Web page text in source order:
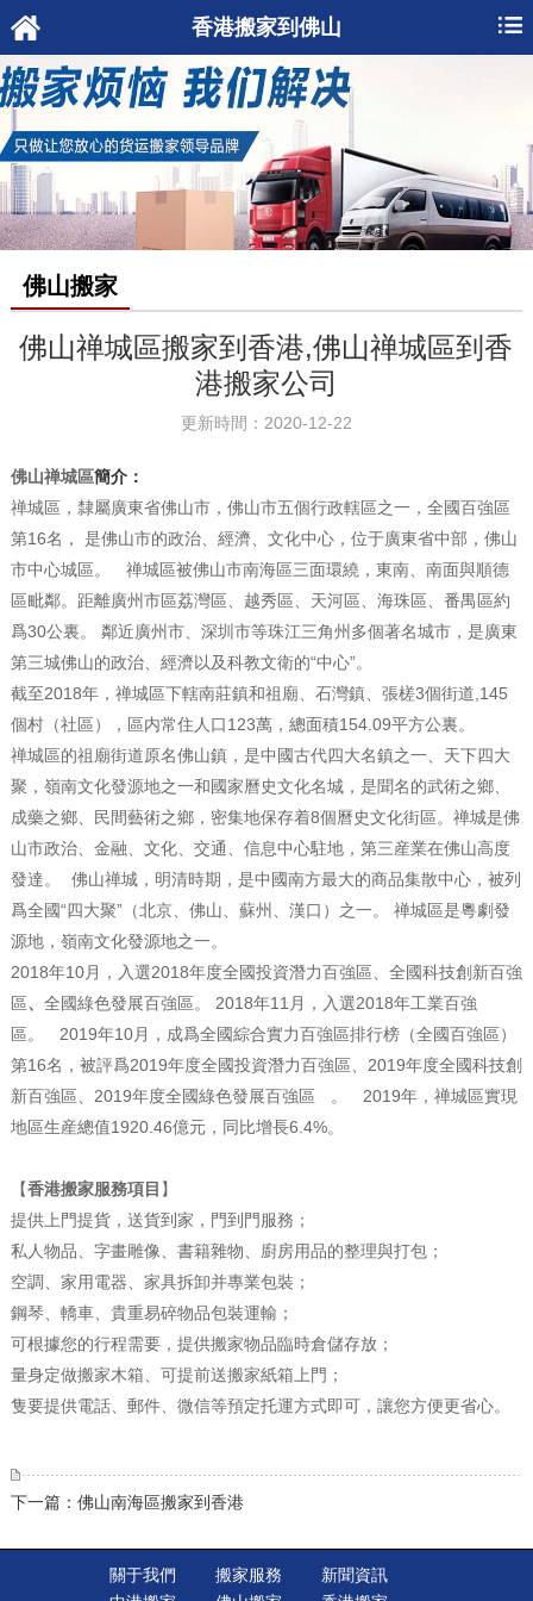
香港搬家到佛山
佛山搬家
佛山禅城區搬家到香港,佛山禅城區到香
港搬家公司
更新時間：2020-12-22
佛山禅城區簡介：
禅城區，隸屬廣東省佛山市，佛山市五個行政轄區之一，全國百強區
第16名， 是佛山市的政治、經濟、文化中心，位于廣東省中部，佛山
市中心城區。
禅城區被佛山市南海區三面環繞，東南、南面與順德
區毗鄰。距離廣州市區荔灣區、越秀區、天河區、海珠區、番禺區約
爲30公裏。 鄰近廣州市、深圳市等珠江三角州多個著名城市，是廣東
第三城佛山的政治、經濟以及科教文衛的“中心”。
截至2018年，禅城區下轄南莊鎮和祖廟、石灣鎮、張槎3個街道,145
個村（社區），區内常住人口123萬，總面積154.09平方公裏。
禅城區的祖廟街道原名佛山鎮，是中國古代四大名鎮之一、天下四大
聚，嶺南文化發源地之一和國家曆史文化名城，是聞名的武術之鄉、
成藥之鄉、民間藝術之鄉，密集地保存着8個曆史文化街區。禅城是佛
山市政治、金融、文化、交通、信息中心駐地，第三産業在佛山高度
發達。
佛山禅城，明清時期，是中國南方最大的商品集散中心，被列
爲全國“四大聚”（北京、佛山、蘇州、漢口）之一。
禅城區是粵劇發
源地，嶺南文化發源地之一。
2018年10月，入選2018年度全國投資潛力百強區、全國科技創新百強
區、 全國綠色發展百強區。
2018年11月，入選2018年工業百強
區。
2019年10月，成爲全國綜合實力百強區排行榜（全國百強區）
第16名，被評爲2019年度全國投資潛力百強區、2019年度全國科技創
新百強區、2019年度全國綠色發展百強區
。
2019年，禅城區實現
地區生産總值1920.46億元，同比增長6.4%。
【香港搬家服務項目 】
提供上門提貨，送貨到家，門到門服務；
私人物品、字畫雕像、書籍雜物、廚房用品的整理與打包；
空調、家用電器、家具拆卸并專業包裝；
鋼琴、轎車、貴重易碎物品包裝運輸；
可根據您的行程需要，提供搬家物品臨時倉儲存放；
量身定做搬家木箱、可提前送搬家紙箱上門；
隻要提供電話、郵件、微信等預定托運方式即可，讓您方便更省心。
下一篇：佛山南海區搬家到香港
關于我們 搬家服務
新聞資訊